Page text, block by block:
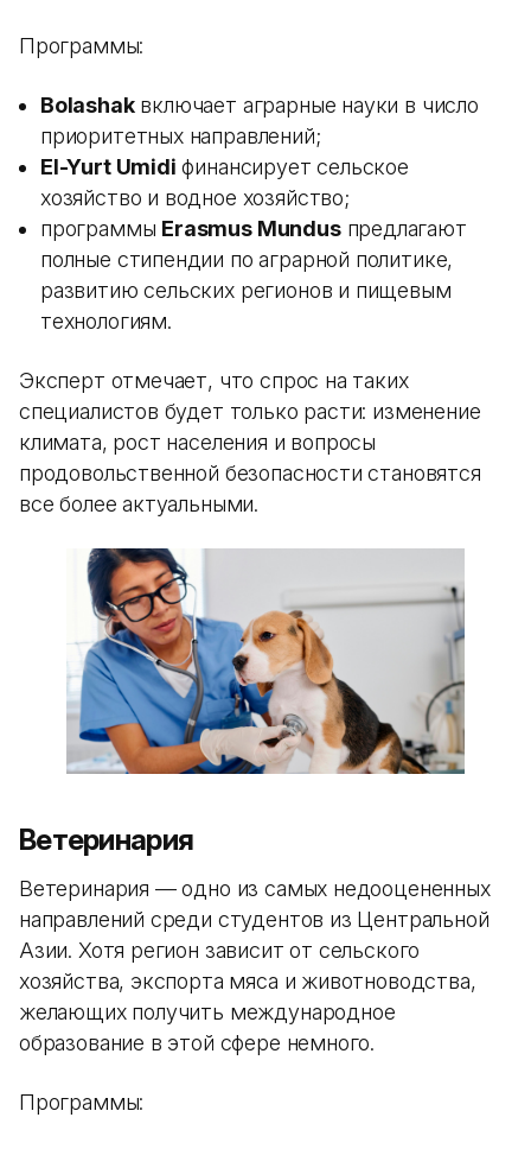
Программы:
Bolashakвключает аграрные науки в число
приоритетных направлений;
El-Yurt Umidi финансирует сельское
хозяйство и водное хозяйство;
программы Erasmus Mundusпредлагают
полные стипендии по аграрной политике,
развитию сельских регионов и пищевым
технологиям.
Эксперт отмечает, что спрос на таких
специалистов будет только расти: изменение
климата, рост населения и вопросы
продовольственной безопасности становятся
все более актуальными.
Ветеринария
Ветеринария — одно из самых недооцененных
направлений среди студентов из Центральной
Азии. Хотя регион зависит от сельского
хозяйства, экспорта мяса и животноводства,
желающих получить международное
образование в этой сфере немного.
Программы: